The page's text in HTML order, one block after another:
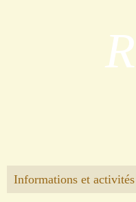
R
Informations et activités